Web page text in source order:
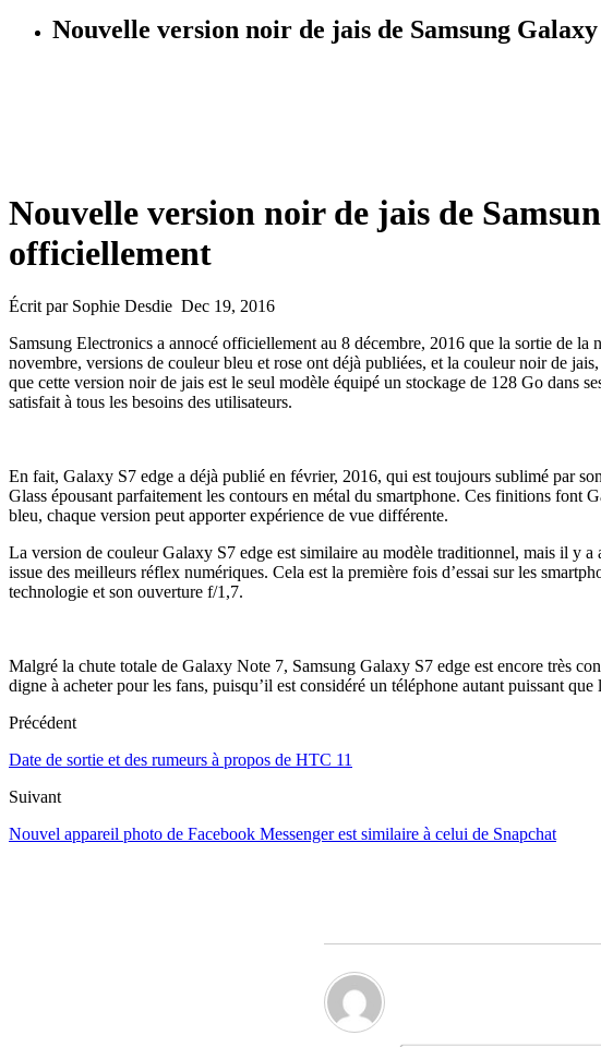
Nouvelle version noir de jais de Samsung
Nouvelle version noir de jais de
officiellement
Écrit par Sophie Desdie Dec 19, 2016
Samsung Electronics a annocé officiellement au 8 décembre, 2016 que la sortie de
novembre, versions de couleur bleu et rose ont déjà publiées, et la couleur noir de
que cette version noir de jais est le seul modèle équipé un stockage de 128 Go dans
satisfait à tous les besoins des utilisateurs.
En fait, Galaxy S7 edge a déjà publié en février, 2016, qui est toujours sublimé par
Glass épousant parfaitement les contours en métal du smartphone. Ces finitions font
bleu, chaque version peut apporter expérience de vue différente.
La version de couleur Galaxy S7 edge est similaire au modèle traditionnel, mais il y
issue des meilleurs réflex numériques. Cela est la première fois d’essai sur les
technologie et son ouverture f/1,7.
Malgré la chute totale de Galaxy Note 7, Samsung Galaxy S7 edge est encore très
digne à acheter pour les fans, puisqu’il est considéré un téléphone autant puissant que
Précédent
Date de sortie et des rumeurs à propos de HTC 11
Suivant
Nouvel appareil photo de Facebook Messenger est similaire à celui de Snapchat